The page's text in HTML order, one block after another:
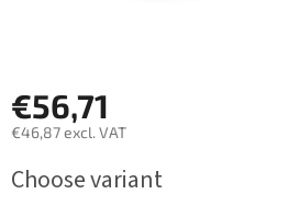
€56,71
€46,87 excl. VAT
price:
Choose variant